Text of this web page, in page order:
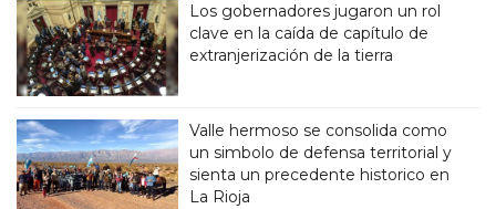
Los gobernadores jugaron un rol
clave en la caída de capítulo de
extranjerización de la tierra
Valle hermoso se consolida como
un simbolo de defensa territorial y
sienta un precedente historico en
La Rioja